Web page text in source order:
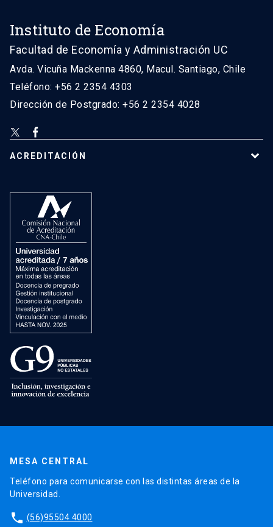
Instituto de Economía
Facultad de Economía y Administración UC
Avda. Vicuña Mackenna 4860, Macul. Santiago, Chile
Teléfono: +56 2 2354 4303
Dirección de Postgrado: +56 2 2354 4028
ACREDITACIÓN
MESA CENTRAL
Teléfono para comunicarse con las distintas áreas de la
Universidad.
phone (56)95504 4000